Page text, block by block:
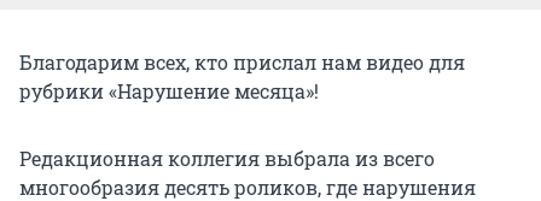
Благодарим всех, кто прислал нам видео для
рубрики «Нарушение месяца»!
Редакционная коллегия выбрала из всего
многообразия десять роликов, где нарушения